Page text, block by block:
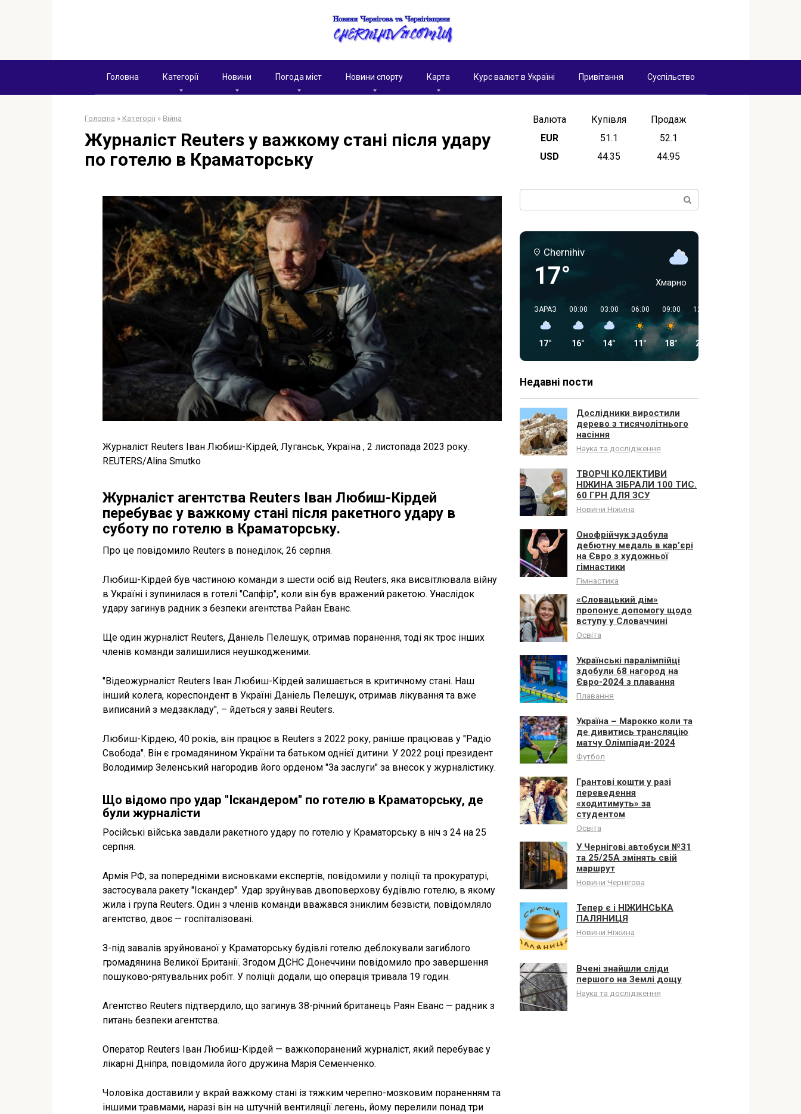
Головна Категорії Новини Погода міст Новини спорту Карта Курс валют в Україні Привітання Суспільство
Головна » Категорії » Війна
Журналіст Reuters у важкому стані після удару
по готелю в Краматорську
Журналіст Reuters Іван Любиш-Кірдей, Луганськ, Україна , 2 листопада 2023 року.
REUTERS/Alina Smutko
Журналіст агентства Reuters Іван Любиш-Кірдей
перебуває у важкому стані після ракетного удару в
суботу по готелю в Краматорську.
Про це повідомило Reuters в понеділок, 26 серпня.
Любиш-Кірдей був частиною команди з шести осіб від Reuters, яка висвітлювала війну
в Україні і зупинилася в готелі "Сапфір", коли він був вражений ракетою. Унаслідок
удару загинув радник з безпеки агентства Райан Еванс.
Ще один журналіст Reuters, Даніель Пелешук, отримав поранення, тоді як троє інших
членів команди залишилися неушкодженими.
"Відеожурналіст Reuters Іван Любиш-Кірдей залишається в критичному стані. Наш
інший колега, кореспондент в Україні Даніель Пелешук, отримав лікування та вже
виписаний з медзакладу", – йдеться у заяві Reuters.
Любиш-Кірдею, 40 років, він працює в Reuters з 2022 року, раніше працював у "Радіо
Свобода". Він є громадянином України та батьком однієї дитини. У 2022 році президент
Володимир Зеленський нагородив його орденом "За заслуги" за внесок у журналістику.
Що відомо про удар "Іскандером" по готелю в Краматорську, де
були журналісти
Російські війська завдали ракетного удару по готелю у Краматорську в ніч з 24 на 25
серпня.
Армія РФ, за попередніми висновками експертів, повідомили у поліції та прокуратурі,
застосувала ракету "Іскандер". Удар зруйнував двоповерхову будівлю готелю, в якому
жила і група Reuters. Один з членів команди вважався зниклим безвісти, повідомляло
агентство, двоє — госпіталізовані.
З-під завалів зруйнованої у Краматорську будівлі готелю деблокували загиблого
громадянина Великої Британії. Згодом ДСНС Донеччини повідомило про завершення
пошуково-рятувальних робіт. У поліції додали, що операція тривала 19 годин.
Агентство Reuters підтвердило, що загинув 38-річний британець Раян Еванс — радник з
питань безпеки агентства.
Оператор Reuters Іван Любиш-Кірдей — важкопоранений журналіст, який перебуває у
лікарні Дніпра, повідомила його дружина Марія Семенченко.
Чоловіка доставили у вкрай важкому стані із тяжким черепно-мозковим пораненням та
іншими травмами, наразі він на штучній вентиляції легень, йому перелили понад три
Валюта Купівля
Продаж
EUR
51.1
52.1
USD
44.35 44.95
Chernihiv
17° Хмарно
ЗАРАЗ
17°
00:00
16°
03:00
14°
06:00
11°
09:00
18°
12:00
23°
Недавні пости
Дослідники виростили
дерево з тисячолітнього
насіння
Наука та дослідження
ТВОРЧІ КОЛЕКТИВИ
НІЖИНА ЗІБРАЛИ 100 ТИС.
60 ГРН ДЛЯ ЗСУ
Новини Ніжина
Онофрійчук здобула
дебютну медаль в кар’єрі
на Євро з художньої
гімнастики
Гімнастика
«Словацький дім»
пропонує допомогу щодо
вступу у Словаччині
Освіта
Українські паралімпійці
здобули 68 нагород на
Євро-2024 з плавання
Плавання
Україна – Марокко коли та
де дивитись трансляцію
матчу Олімпіади-2024
Футбол
Грантові кошти у разі
переведення
«ходитимуть» за
студентом
Освіта
У Чернігові автобуси №31
та 25/25А змінять свій
маршрут
Новини Чернігова
Тепер є і НІЖИНСЬКА
ПАЛЯНИЦЯ
Новини Ніжина
Вчені знайшли сліди
першого на Землі дощу
Наука та дослідження